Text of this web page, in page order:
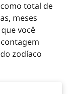
total de
meses
você
zodíaco